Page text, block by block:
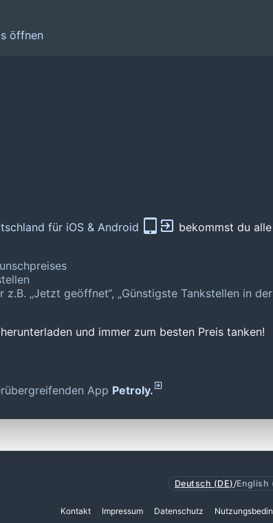
öffnen
für iOS & Android
bekommst du
„Jetzt geöffnet“, „Günstigste Tankstellen in
und immer zum besten Preis tanken!
App Petroly.
Deutsch (DE) /English
Kontakt Impressum Datenschutz